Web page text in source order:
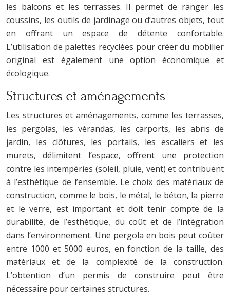
les balcons et les terrasses. Il permet de ranger les
coussins, les outils de jardinage ou d’autres objets, tout
en offrant un espace de détente confortable.
L’utilisation de palettes recyclées pour créer du mobilier
original est également une option économique et
écologique.
Structures et aménagements
Les structures et aménagements, comme les terrasses,
les pergolas, les vérandas, les carports, les abris de
jardin, les clôtures, les portails, les escaliers et les
murets, délimitent l’espace, offrent une protection
contre les intempéries (soleil, pluie, vent) et contribuent
à l’esthétique de l’ensemble. Le choix des matériaux de
construction, comme le bois, le métal, le béton, la pierre
et le verre, est important et doit tenir compte de la
durabilité, de l’esthétique, du coût et de l’intégration
dans l’environnement. Une pergola en bois peut coûter
entre 1000 et 5000 euros, en fonction de la taille, des
matériaux et de la complexité de la construction.
L’obtention d’un permis de construire peut être
nécessaire pour certaines structures.